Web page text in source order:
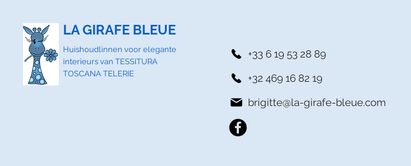
LA GIRAFE BLEUE
Huishoudlinnen voor elegante
interieurs van TESSITURA
TOSCANA TELERIE
+33 6 19 53 28 89
+32 469 16 82 19
brigitte@la-girafe-bleue.com